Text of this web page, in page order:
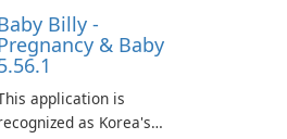
Billy -
& Baby
application is
as Korea's